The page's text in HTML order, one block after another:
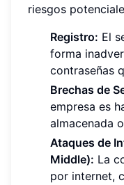
riesgos
Registro: El
forma
contraseñas
Brechas de
empresa es
almacenada
Ataques de
Middle): La
por internet,